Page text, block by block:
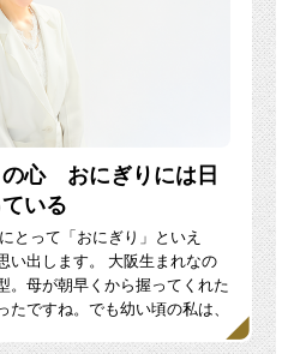
心 おにぎりには日
いる
とって「おにぎり」といえ
い出します。 大阪生まれなの
。母が朝早くから握ってくれた
ですね。でも幼い頃の私は、